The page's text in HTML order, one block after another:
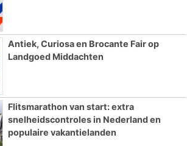
Antiek, Curiosa en Brocante Fair op
Landgoed Middachten
Flitsmarathon van start: extra
snelheidscontroles in Nederland en
populaire vakantielanden